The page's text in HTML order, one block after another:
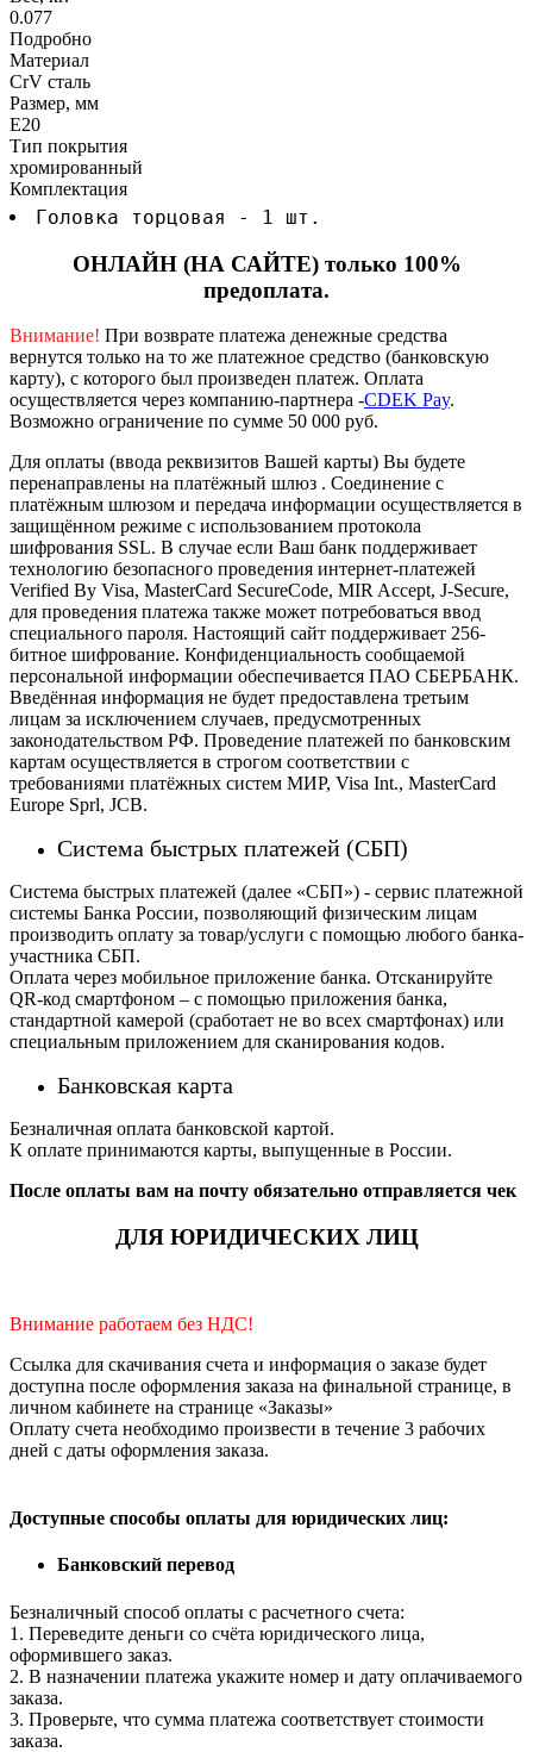
0.077
Подробно
Материал
CrV сталь
Размер, мм
E20
Тип покрытия
хромированный
Комплектация
Головка торцовая - 1 шт.
ОНЛАЙН (НА САЙТЕ) только 100%
предоплата.
Внимание! При возврате платежа денежные средства
вернутся только на то же платежное средство (банковскую
карту), с которого был произведен платеж. Оплата
осуществляется через компанию-партнера -CDEK Pay.
Возможно ограничение по сумме 50 000 руб.
Для оплаты (ввода реквизитов Вашей карты) Вы будете
перенаправлены на платёжный шлюз . Соединение с
платёжным шлюзом и передача информации осуществляется в
защищённом режиме с использованием протокола
шифрования SSL. В случае если Ваш банк поддерживает
технологию безопасного проведения интернет-платежей
Verified By Visa, MasterCard SecureCode, MIR Accept, J-Secure,
для проведения платежа также может потребоваться ввод
специального пароля. Настоящий сайт поддерживает 256-
битное шифрование. Конфиденциальность сообщаемой
персональной информации обеспечивается ПАО СБЕРБАНК.
Введённая информация не будет предоставлена третьим
лицам за исключением случаев, предусмотренных
законодательством РФ. Проведение платежей по банковским
картам осуществляется в строгом соответствии с
требованиями платёжных систем МИР, Visa Int., MasterCard
Europe Sprl, JCB.
Система быстрых платежей (СБП)
Система быстрых платежей (далее «СБП») - сервис платежной
системы Банка России, позволяющий физическим лицам
производить оплату за товар/услуги с помощью любого банка-
участника СБП.
Оплата через мобильное приложение банка. Отсканируйте
QR-код смартфоном – с помощью приложения банка,
стандартной камерой (сработает не во всех смартфонах) или
специальным приложением для сканирования кодов.
Банковская карта
Безналичная оплата банковской картой.
К оплате принимаются карты, выпущенные в России.
После оплаты вам на почту обязательно отправляется чек
ДЛЯ ЮРИДИЧЕСКИХ ЛИЦ
Внимание работаем без НДС!
Ссылка для скачивания счета и информация о заказе будет
доступна после оформления заказа на финальной странице, в
личном кабинете на странице «Заказы»
Оплату счета необходимо произвести в течение 3 рабочих
дней с даты оформления заказа.
Доступные способы оплаты для юридических лиц:
Банковский перевод
Безналичный способ оплаты с расчетного счета:
1. Переведите деньги со счёта юридического лица,
оформившего заказ.
2. В назначении платежа укажите номер и дату оплачиваемого
заказа.
3. Проверьте, что сумма платежа соответствует стоимости
заказа.